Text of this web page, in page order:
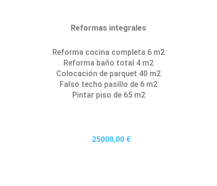
Reformas integrales
Reforma cocina completa 6 m2
Reforma baño total 4 m2
Colocación de parquet 40 m2
Falso techo pasillo de 6 m2
Pintar piso de 65 m2
25000,00 €